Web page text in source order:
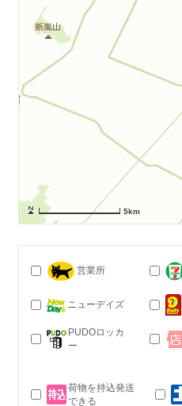
5km
営業所
ニューデイズ
PUDOロッカ
ー
荷物を持込発送
できる